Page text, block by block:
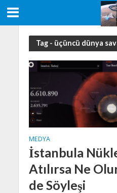
Tag - üçüncü dünya
MEDYA
İstanbula
Atılırsa Ne
de Söyleşi